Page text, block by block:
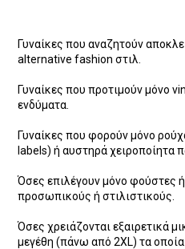
Γυναίκες που αναζητούν
alternative fashion στιλ.
Γυναίκες που προτιμούν μόνο
ενδύματα.
Γυναίκες που φορούν μόνο
labels) ή αυστηρά χειροποίητα
Όσες επιλέγουν μόνο φούστες
προσωπικούς ή στιλιστικούς.
Όσες χρειάζονται εξαιρετικά
μεγέθη (πάνω από 2XL) τα